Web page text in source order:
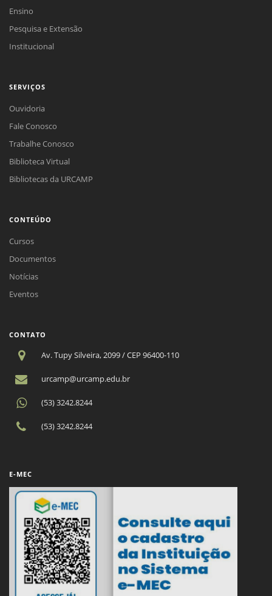
Ensino
Pesquisa e Extensão
Institucional
SERVIÇOS
Ouvidoria
Fale Conosco
Trabalhe Conosco
Biblioteca Virtual
Bibliotecas da URCAMP
CONTEÚDO
Cursos
Documentos
Notícias
Eventos
CONTATO
Av. Tupy Silveira, 2099 / CEP 96400-110
urcamp@urcamp.edu.br
(53) 3242.8244
(53) 3242.8244
E-MEC